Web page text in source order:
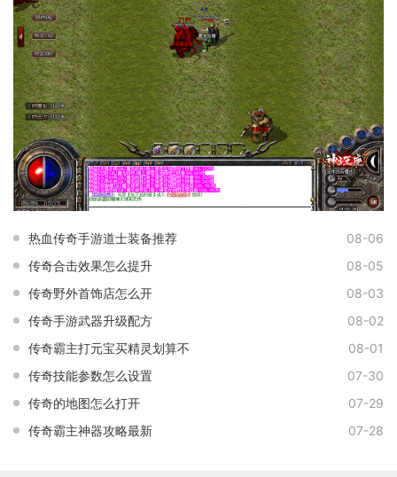
热血传奇手游道士装备推荐
08-06
传奇合击效果怎么提升
08-05
传奇野外首饰店怎么开
08-03
传奇手游武器升级配方
08-02
传奇霸主打元宝买精灵划算不
08-01
传奇技能参数怎么设置
07-30
传奇的地图怎么打开
07-29
传奇霸主神器攻略最新
07-28